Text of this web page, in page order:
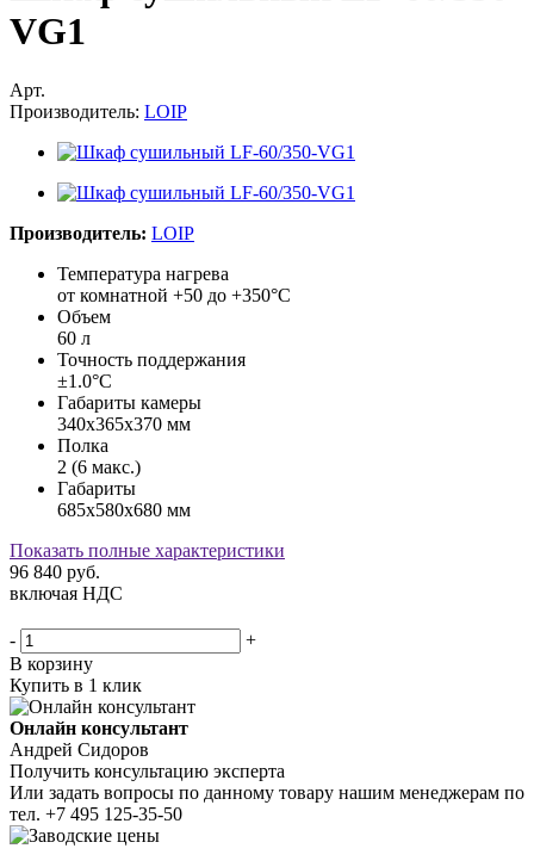
VG1
Арт.
Производитель: LOIP
Производитель: LOIP
Температура нагрева
от комнатной +50 до +350°С
Объем
60 л
Точность поддержания
±1.0°С
Габариты камеры
340х365х370 мм
Полка
2 (6 макс.)
Габариты
685х580х680 мм
Показать полные характеристики
96 840 руб.
включая НДС
-
+
В корзину
Купить в 1 клик
Онлайн консультант
Андрей Сидоров
Получить консультацию эксперта
Или задать вопросы по данному товару нашим менеджерам по
тел. +7 495 125-35-50